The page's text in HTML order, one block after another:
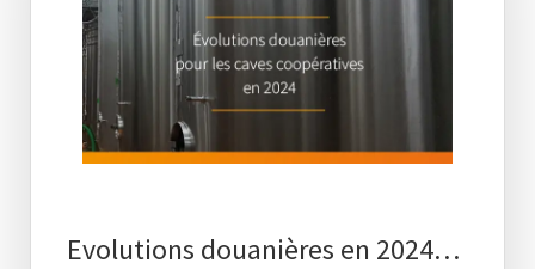
Evolutions douanières en 2024…